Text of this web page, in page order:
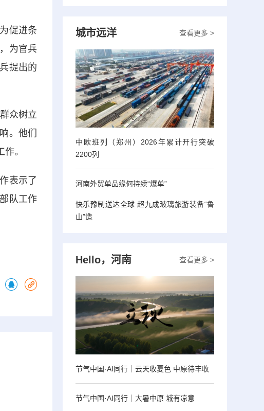
促进条
为官兵
提出的
众树立
。他们
。
表示了
队工作
查看更多 >
城市远洋
中欧班列（郑州）2026年累计开行突破
2200列
河南外贸单品缘何持续“爆单”
快乐豫制送达全球 超九成玻璃旅游装备“鲁
山”造
查看更多 >
Hello，河南
节气中国·AI同行｜云天收夏色 中原待丰收
节气中国·AI同行｜大暑中原 城有凉意